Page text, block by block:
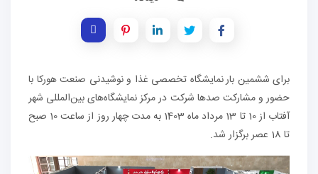
برای ششمین بارنمایشگاه تخصصی غذا و نوشیدنی صنعت هورکا با
حضور و مشارکت صدها شرکت در مرکز نمایشگاه‌های بین‌المللی شهر
آفتاب از 10 تا 13 مرداد ماه 1403 به مدت چهار روز از ساعت 10 صبح
تا 18 عصر برگزار شد.